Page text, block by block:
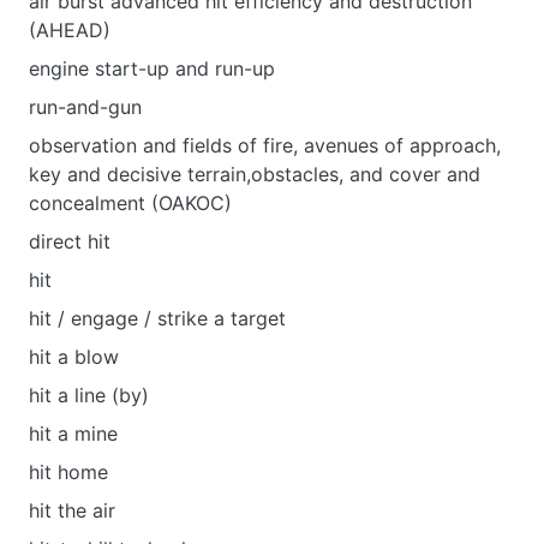
(AHEAD)
engine start-up and run-up
run-and-gun
observation and fields of fire, avenues of approach,
key and decisive terrain,obstacles, and cover and
concealment (OAKOC)
direct hit
hit
hit / engage / strike a target
hit a blow
hit a line (by)
hit a mine
hit home
hit the air